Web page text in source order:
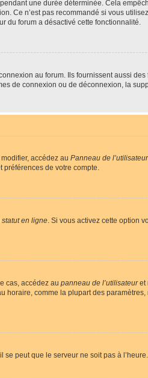
une durée déterminée. Cela
Ce n’est pas recommandé si vous
du forum a désactivé cette fonctionnalité.
au forum. Ils fournissent aussi
de connexion ou de déconnexion, la
accédez au Panneau de l’utilisateur
préférences de votre compte.
en ligne. Si vous activez cette option
cas, accédez au panneau de l’utilisateuret
comme la plupart des
peut que le serveur ne soit pas à